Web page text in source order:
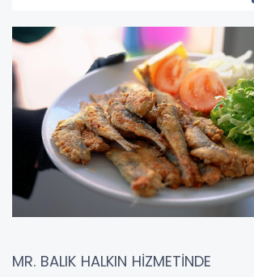
MR. BALIK HALKIN HİZMETİNDE